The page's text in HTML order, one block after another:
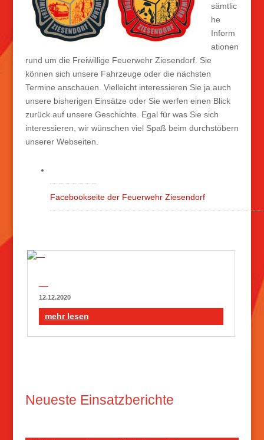
sämtlic
he
Inform
ationen
rund um die Freiwillige Feuerwehr Ziesendorf. Sie
können sich unsere Fahrzeuge oder die nächsten
Termine anschauen. Vielleicht interessieren Sie ja auch
unsere bisherigen Einsätze oder Sie werfen einen Blick
zurück auf unsere Geschichte. Egal für was Sie sich
interessieren, wir wünschen viel Spaß beim durchstöbern
unserer Webseiten.
Facebookseite der Feuerwehr Ziesendorf
—
12.12.2020
mehr lesen
Neueste Einsatzberichte